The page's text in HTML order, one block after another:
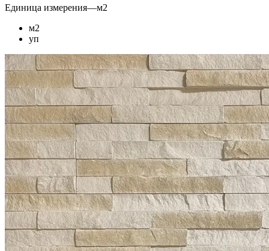
Единица измерения—м2
м2
уп